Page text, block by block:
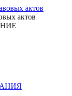
актов